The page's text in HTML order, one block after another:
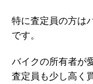
特に査定員の方は
です。
バイクの所有者が
査定員も少し高く